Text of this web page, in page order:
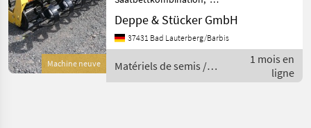
Machine neuve
Swifter SO 6000 Profi,
Aufgesattelt mit Fahrwerk,
Unterlenkeranhängung
hydr. Klappung,
Arbeitsbreite 6m,
Deppe & Stücker GmbH
37431 Bad Lauterberg/Barbis
Matériels de semis /
Bednar
1 mois en
ligne